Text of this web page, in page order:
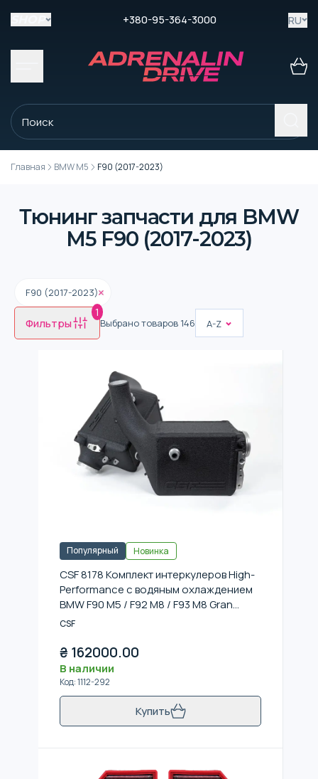
+380-95-364-3000 RU
Главная BMW M5 F90 (2017-2023)
Тюнинг запчасти для BMW
M5 F90 (2017-2023)
F90 (2017-2023)
Фильтры
1
Выбрано товаров 146 A-Z
Популярный Новинка
CSF 8178 Комплект интеркулеров High-
Performance с водяным охлаждением
BMW F90 M5 / F92 M8 / F93 M8 Gran
Coupe
CSF
₴ 162000.00
В наличии
Код:1112-292
Купить